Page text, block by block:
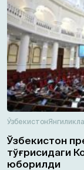
Ўзбекистон
Ўзбекистон
тўғрисидаги
юборилди